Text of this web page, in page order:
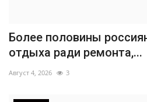
Более половины
отдыха ради ремонта,...
Август 4, 2026 3